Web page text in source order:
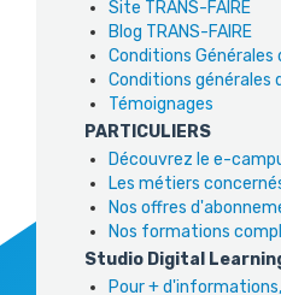
Site TRANS-FAIRE
Blog TRANS-FAIRE
Conditions
Conditions générales
Témoignages
PARTICULIERS
Découvrez le e-
Les métiers
Nos offres
Nos formations
Studio Digital
Pour +